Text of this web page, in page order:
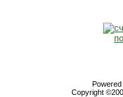
Copyright